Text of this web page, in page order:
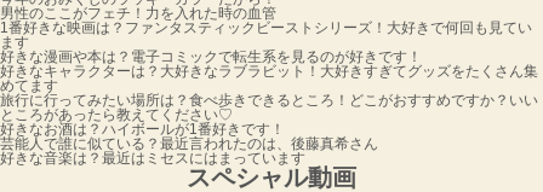
男性のここがフェチ！ 力を入れた時の血管
1番好きな映画は？ ファンタスティックビーストシリーズ！大好きで何回も見てい
ます
好きな漫画や本は？ 電子コミックで転生系を見るのが好きです！
好きなキャラクターは？ 大好きなラブラビット！大好きすぎてグッズをたくさん集
めてます
旅行に行ってみたい場所は？ 食べ歩きできるところ！どこがおすすめですか？いい
ところがあったら教えてください♡
好きなお酒は？ ハイボールが1番好きです！
芸能人で誰に似ている？ 最近言われたのは、後藤真希さん
好きな音楽は？ 最近はミセスにはまっています
スペシャル動画